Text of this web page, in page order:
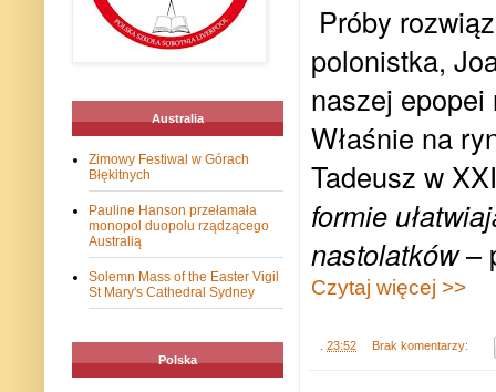
Próby
polonistka,
naszej epopei
Właśnie na
Tadeusz w
formie
nastolatków–
Czytaj więcej >>
. 23:52 Brak komentarzy:
Australia
Zimowy Festiwal w Górach
Błękitnych
Pauline Hanson przełamała
monopol duopolu rządzącego
Australią
Solemn Mass of the Easter Vigil
St Mary's Cathedral Sydney
Polska